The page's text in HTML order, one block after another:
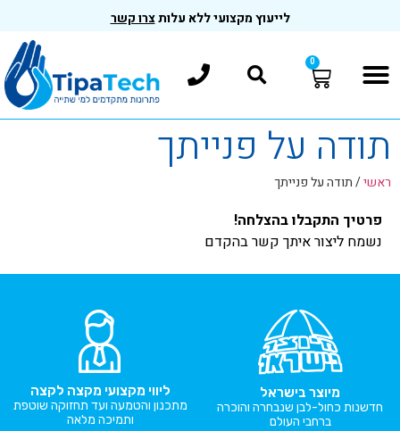
לייעוץ מקצועי ללא עלותצרו קשר
0
תודה על פנייתך
ראשי/תודה על פנייתך
פרטיך התקבלו בהצלחה!
נשמח ליצור איתך קשר בהקדם
מיוצר בישראל
חדשנות כחול-לבן שנבחרה והוכרה
ברחבי העולם
ליווי מקצועי מקצה לקצה
מתכנון והטמעה ועד תחזוקה שוטפת
ותמיכה מלאה